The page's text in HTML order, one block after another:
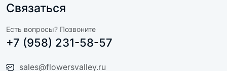
Связаться
Есть вопросы? Позвоните
+7 (958) 231-58-57
sales@flowersvalley.ru